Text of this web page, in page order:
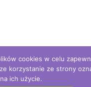
cookies w celu
korzystanie ze strony
ich użycie.